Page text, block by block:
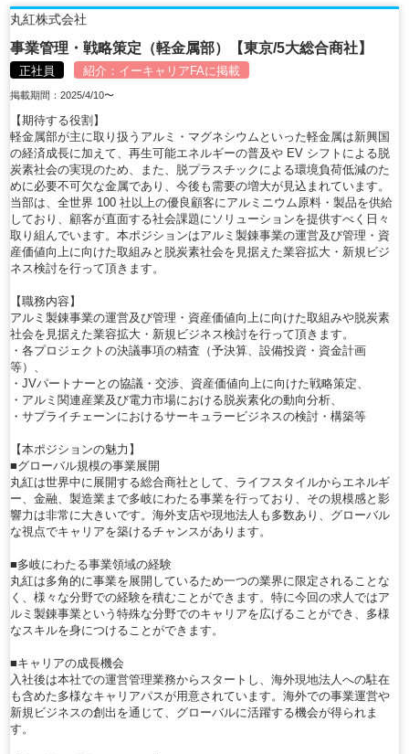
丸紅株式会社
事業管理・戦略策定（軽金属部）【東京/5大総合商社】
正社員 紹介： イーキャリアFAに掲載
掲載期間：2025/4/10〜
【期待する役割】
軽金属部が主に取り扱うアルミ・マグネシウムといった軽金属は新興国
の経済成長に加えて、再生可能エネルギーの普及や EV シフトによる脱
炭素社会の実現のため、また、脱プラスチックによる環境負荷低減のた
めに必要不可欠な金属であり、今後も需要の増大が見込まれています。
当部は、全世界 100 社以上の優良顧客にアルミニウム原料・製品を供給
しており、顧客が直面する社会課題にソリューションを提供すべく日々
取り組んでいます。本ポジションはアルミ製錬事業の運営及び管理・資
産価値向上に向けた取組みと脱炭素社会を見据えた業容拡大・新規ビジ
ネス検討を行って頂きます。
【職務内容】
アルミ製錬事業の運営及び管理・資産価値向上に向けた取組みや脱炭素
社会を見据えた業容拡大・新規ビジネス検討を行って頂きます。
・各プロジェクトの決議事項の精査（予決算、設備投資・資金計画
等）、
・JVパートナーとの協議・交渉、資産価値向上に向けた戦略策定、
・アルミ関連産業及び電力市場における脱炭素化の動向分析、
・サプライチェーンにおけるサーキュラービジネスの検討・構築等
【本ポジションの魅力】
■グローバル規模の事業展開
丸紅は世界中に展開する総合商社として、ライフスタイルからエネルギ
ー、金融、製造業まで多岐にわたる事業を行っており、その規模感と影
響力は非常に大きいです。海外支店や現地法人も多数あり、グローバル
な視点でキャリアを築けるチャンスがあります。
■多岐にわたる事業領域の経験
丸紅は多角的に事業を展開しているため一つの業界に限定されることな
く、様々な分野での経験を積むことができます。特に今回の求人ではア
ルミ製錬事業という特殊な分野でのキャリアを広げることができ、多様
なスキルを身につけることができます。
■キャリアの成長機会
入社後は本社での運営管理業務からスタートし、海外現地法人への駐在
も含めた多様なキャリアパスが用意されています。海外での事業運営や
新規ビジネスの創出を通じて、グローバルに活躍する機会が得られま
す。